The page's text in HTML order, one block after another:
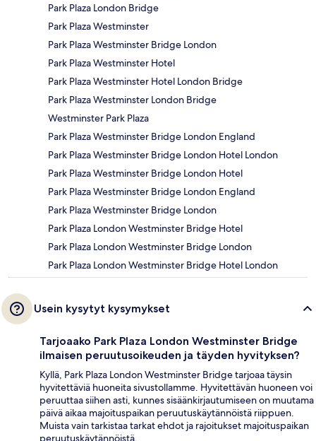
Park Plaza London Bridge
Park Plaza Westminster
Park Plaza Westminster Bridge London
Park Plaza Westminster Hotel
Park Plaza Westminster Hotel London Bridge
Park Plaza Westminster London Bridge
Westminster Park Plaza
Park Plaza Westminster Bridge London England
Park Plaza Westminster Bridge London Hotel London
Park Plaza Westminster Bridge London Hotel
Park Plaza Westminster Bridge London England
Park Plaza Westminster Bridge London
Park Plaza London Westminster Bridge Hotel
Park Plaza London Westminster Bridge London
Park Plaza London Westminster Bridge Hotel London
Usein kysytyt kysymykset
Tarjoaako Park Plaza London Westminster Bridge
ilmaisen peruutusoikeuden ja täyden hyvityksen?
Kyllä, Park Plaza London Westminster Bridge tarjoaa täysin
hyvitettäviä huoneita sivustollamme. Hyvitettävän huoneen voi
peruuttaa siihen asti, kunnes sisäänkirjautumiseen on muutama
päivä aikaa majoituspaikan peruutuskäytännöistä riippuen.
Muista vain tarkistaa tarkat ehdot ja rajoitukset majoituspaikan
peruutuskäytännöistä.